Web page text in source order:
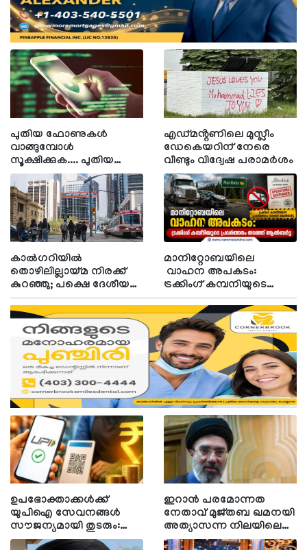
പുതിയ ഫോണുകൾ
വാങ്ങുമ്പോൾ
സൂക്ഷിക്കുക.... പുതിയ
തട്ടിപ്പ് രീതിയുമായി
പണംതട്ടുന്ന സംഘം
സജീവം
എഡ്മൻ്റണിലെ മുസ്ലീം
ഡേകെയറിന് നേരെ
വീണ്ടും വിദ്വേഷ പരാമർശം
കാൽഗറിയിൽ
തൊഴിലില്ലായ്മ നിരക്ക്
കുറഞ്ഞു; പക്ഷെ ദേശീയ
ശരാശരിയേക്കാൾ
ഉയർന്ന നിലയിൽ തന്നെ
മാനിറ്റോബയിലെ
വാഹന അപകടം:
ട്രക്കിംഗ് കമ്പനിയുടെ
പ്രവർത്തനം തടഞ്ഞ്
ആൽബർട്ട
ഉപഭോക്താക്കള്‍ക്ക്
യുപിഐ സേവനങ്ങള്‍
സൗജന്യമായി തുടരും:
പെയ്‌മെന്റ്‌സ്
ഇറാന്‍ പരമോന്നത
നേതാവ് മുജ്തബ ഖമനയി
അത്യാസന്ന നിലയിലെന്ന്
ഇസ്രയേലി മാധ്യമങ്ങളുടെ